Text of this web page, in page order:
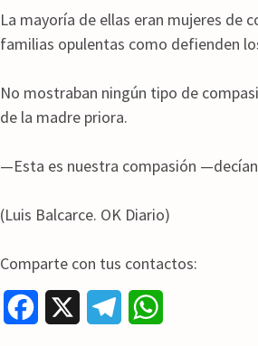
La mayoría de ellas eran mujeres de
familias opulentas como defienden
No mostraban ningún tipo de
de la madre priora.
—Esta es nuestra compasión
(Luis Balcarce. OK Diario)
Comparte con tus contactos: